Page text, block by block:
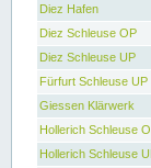
Diez Hafen
Diez Schleuse OP
Diez Schleuse UP
Fürfurt Schleuse UP
Giessen Klärwerk
Hollerich Schleuse
Hollerich Schleuse